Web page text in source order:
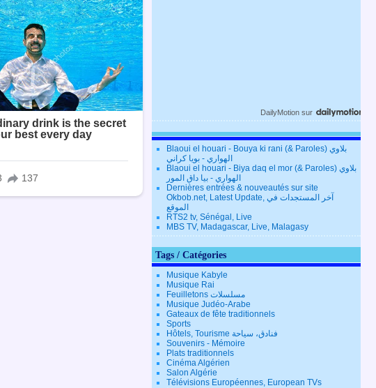
DailyMotion sur
Blaoui el houari - Bouya ki rani (& Paroles) بلاوي
الهواري - بويا كراني
Blaoui el houari - Biya daq el mor (& Paroles) بلاوي
الهواري - بيا داق المور
Dernières entrées & nouveautés sur site
Okbob.net, Latest Update, آخر المستجدات في
الموقع
RTS2 tv, Sénégal, Live
MBS TV, Madagascar, Live, Malagasy
Tags / Catégories
Musique Kabyle
Musique Rai
Feuilletons مسلسلات
Musique Judéo-Arabe
Gateaux de fête traditionnels
Sports
Hôtels, Tourisme فنادق، سياحة
Souvenirs - Mémoire
Plats traditionnels
Cinéma Algérien
Salon Algérie
Télévisions Européennes, European TVs